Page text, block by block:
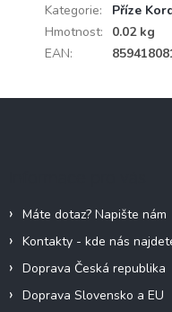
Kategorie:
Příze
Hmotnost:
0.02 kg
EAN:
Máte dotaz? Napište nám
Kontakty - kde nás
Doprava Česká republika
Doprava Slovensko a EU